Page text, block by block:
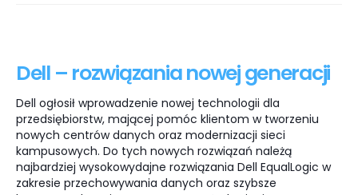
Dell – rozwiązania nowej generacji
Dell ogłosił wprowadzenie nowej technologii dla
przedsiębiorstw, mającej pomóc klientom w tworzeniu
nowych centrów danych oraz modernizacji sieci
kampusowych. Do tych nowych rozwiązań należą
najbardziej wysokowydajne rozwiązania Dell EqualLogic w
zakresie przechowywania danych oraz szybsze